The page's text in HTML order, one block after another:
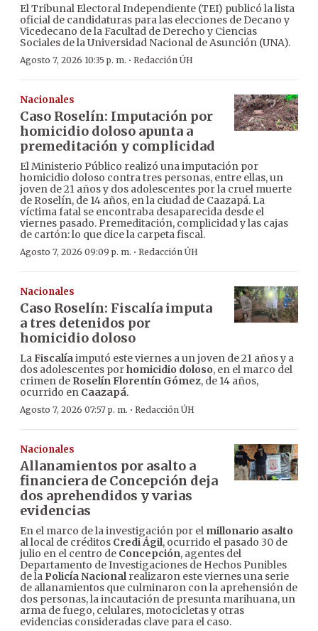
El Tribunal Electoral Independiente (TEI) publicó la lista
oficial de candidaturas para las elecciones de Decano y
Vicedecano de la Facultad de Derecho y Ciencias
Sociales de la Universidad Nacional de Asunción (UNA).
Agosto 7, 2026 10:35 p. m. · Redacción ÚH
Nacionales
Caso Roselín: Imputación por
homicidio doloso apunta a
premeditación y complicidad
El Ministerio Público realizó una imputación por
homicidio doloso contra tres personas, entre ellas, un
joven de 21 años y dos adolescentes por la cruel muerte
de Roselín, de 14 años, en la ciudad de Caazapá. La
víctima fatal se encontraba desaparecida desde el
viernes pasado. Premeditación, complicidad y las cajas
de cartón: lo que dice la carpeta fiscal.
Agosto 7, 2026 09:09 p. m. · Redacción ÚH
Nacionales
Caso Roselín: Fiscalía imputa
a tres detenidos por
homicidio doloso
LaFiscalíaimputó este viernes a un joven de 21 años y a
dos adolescentes porhomicidio doloso, en el marco del
crimen de Roselín Florentín Gómez, de 14 años,
ocurrido en Caazapá.
Agosto 7, 2026 07:57 p. m. · Redacción ÚH
Nacionales
Allanamientos por asalto a
financiera de Concepción deja
dos aprehendidos y varias
evidencias
En el marco de la investigación por el millonario asalto
al local de créditos Credi Ágil, ocurrido el pasado 30 de
julio en el centro de Concepción, agentes del
Departamento de Investigaciones de Hechos Punibles
de la Policía Nacionalrealizaron este viernes una serie
de allanamientos que culminaron con la aprehensión de
dos personas, la incautación de presunta marihuana, un
arma de fuego, celulares, motocicletas y otras
evidencias consideradas clave para el caso.